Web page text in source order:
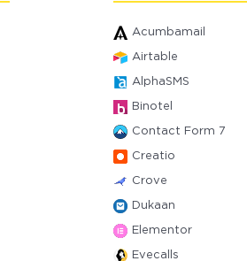
Acumbamail
Airtable
AlphaSMS
Binotel
Contact Form 7
Creatio
Crove
Dukaan
Elementor
Evecalls